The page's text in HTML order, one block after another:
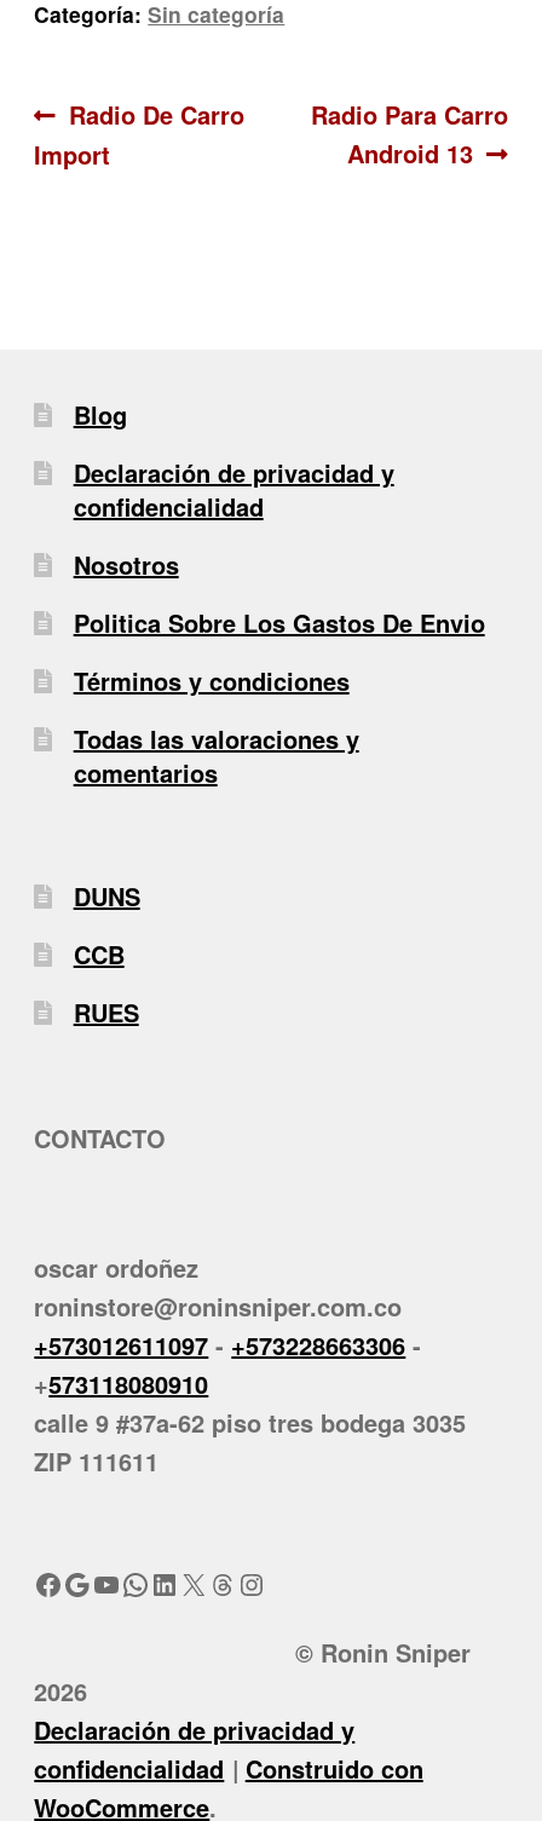
Categoría:Sin categoría
Navegación
de
Anterior:
Radio De Carro
Import
Siguiente:
Radio Para Carro
Android 13
Blog
Declaración de privacidad y
confidencialidad
Nosotros
Politica Sobre Los Gastos De Envio
Términos y condiciones
Todas las valoraciones y
comentarios
DUNS
CCB
RUES
CONTACTO
oscar ordoñez
roninstore@roninsniper.com.co
+573012611097 - +573228663306 -
+573118080910
calle 9 #37a-62 piso tres bodega 3035
ZIP 111611
Facebook
Google
YouTube
WhatsApp
LinkedIn
X Threads
Instagram
© Ronin Sniper
2026
Declaración de privacidad y
confidencialidad
Construido con
WooCommerce.